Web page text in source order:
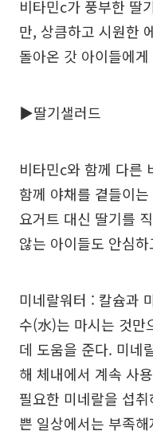
비타민c가 풍부한 딸
만, 상큼하고 시원한
돌아온 갓 아이들에
▶딸기샐러드
비타민c와 함께 다른
함께 야채를 곁들이
요거트 대신 딸기를
않는 아이들도 안심
미네랄워터 : 칼슘과
수(水)는 마시는 것만
데 도움을 준다. 미네
해 체내에서 계속 사
필요한 미네랄을 섭
쁜 일상에서는 부족